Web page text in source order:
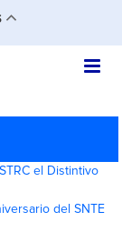
el Distintivo
del SNTE